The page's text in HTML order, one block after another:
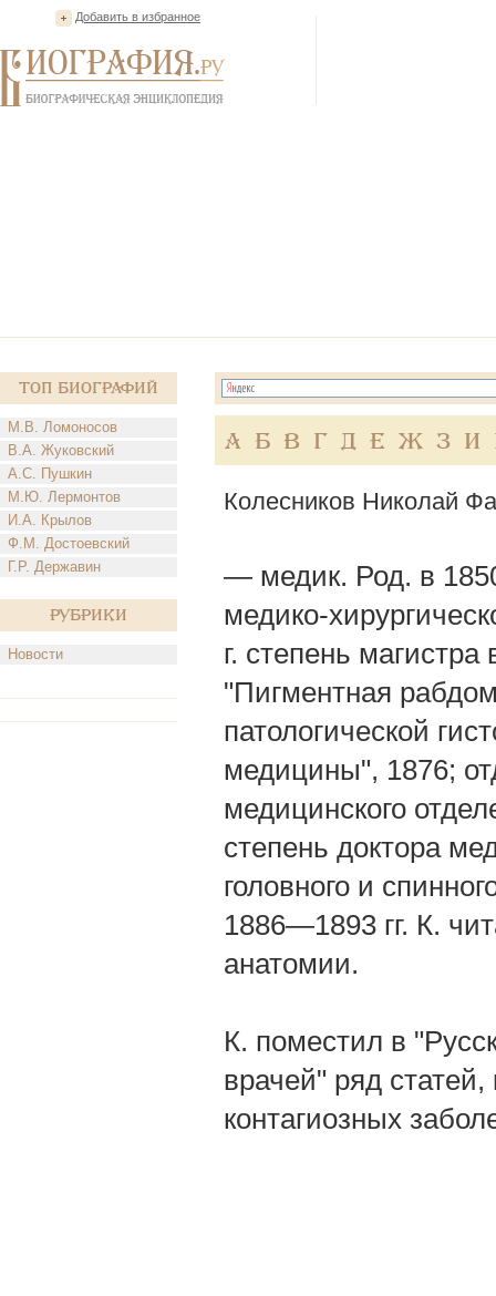
Добавить в избранное
Топ Биографий
М.В. Ломоносов
В.А. Жуковский
А.С. Пушкин
М.Ю. Лермонтов
И.А. Крылов
Ф.М. Достоевский
Г.Р. Державин
Рубрики
Новости
А Б В Г Д Е Ж З И
Колесников Николай
— медик. Род. в
медико-
г. степень
"Пигментная
патологической
медицины", 1876;
медицинского
степень доктора
головного и
1886—1893 гг. К.
анатомии.
К. поместил в
врачей" ряд
контагиозных